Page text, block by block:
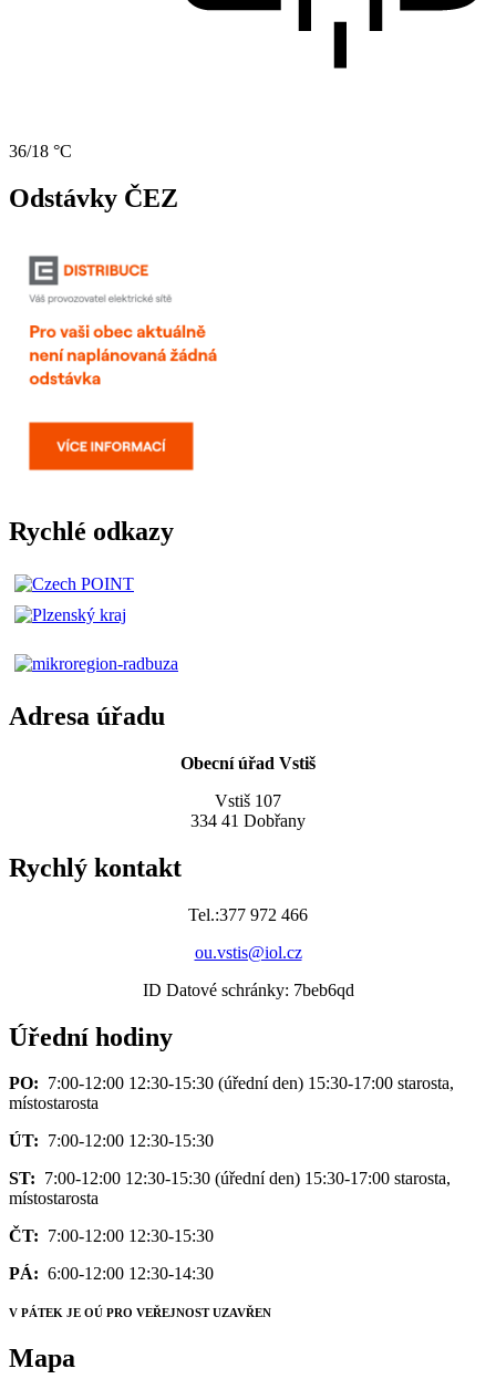
36/18 °C
Odstávky ČEZ
Rychlé odkazy
Adresa úřadu
Obecní úřad Vstiš
Vstiš 107
334 41 Dobřany
Rychlý kontakt
Tel.:377 972 466
ou.vstis@iol.cz
ID Datové schránky: 7beb6qd
Úřední hodiny
PO: 7:00-12:00 12:30-15:30 (úřední den) 15:30-17:00 starosta,
místostarosta
ÚT: 7:00-12:00 12:30-15:30
ST: 7:00-12:00 12:30-15:30 (úřední den) 15:30-17:00 starosta,
místostarosta
ČT: 7:00-12:00 12:30-15:30
PÁ: 6:00-12:00 12:30-14:30
V PÁTEK JE OÚ PRO VEŘEJNOST UZAVŘEN
Mapa